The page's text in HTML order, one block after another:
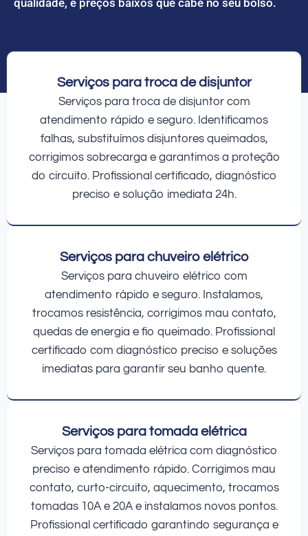
Serviços para troca de disjuntor
Serviços para troca de disjuntor com
atendimento rápido e seguro. Identificamos
falhas, substituímos disjuntores queimados,
corrigimos sobrecarga e garantimos a proteção
do circuito. Profissional certificado, diagnóstico
preciso e solução imediata 24h.
Serviços para chuveiro elétrico
Serviços para chuveiro elétrico com
atendimento rápido e seguro. Instalamos,
trocamos resistência, corrigimos mau contato,
quedas de energia e fio queimado. Profissional
certificado com diagnóstico preciso e soluções
imediatas para garantir seu banho quente.
Serviços para tomada elétrica
Serviços para tomada elétrica com diagnóstico
preciso e atendimento rápido. Corrigimos mau
contato, curto-circuito, aquecimento, trocamos
tomadas 10A e 20A e instalamos novos pontos.
Profissional certificado garantindo segurança e